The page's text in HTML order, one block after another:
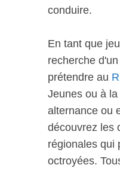
conduire.
En tant que
recherche
prétendre au
Jeunes ou à
alternance ou
découvrez les
régionales qui
octroyées.